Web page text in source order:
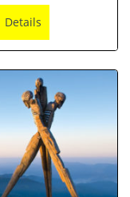
Details